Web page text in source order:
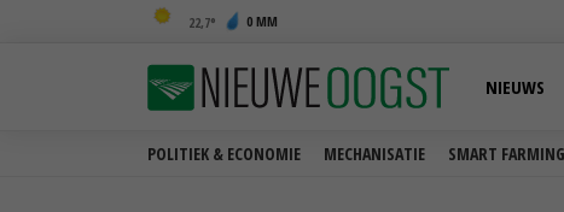
22,7 0 MM
POLITIEK & ECONOMIE MECHANISATIE SMART FARMING
NIEUWS